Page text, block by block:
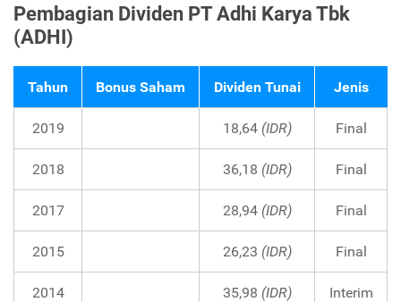
Pembagian Dividen PT Adhi Karya Tbk
(ADHI)
Tahun Bonus Saham Dividen Tunai Jenis
2019 18,64 (IDR) Final
2018 36,18 (IDR) Final
2017 28,94 (IDR) Final
2015 26,23 (IDR) Final
2014 35,98 (IDR) Interim